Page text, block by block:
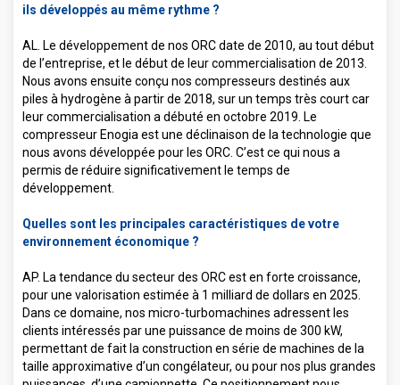
ils développés au même rythme ?
AL. Le développement de nos ORC date de 2010, au tout début
de l’entreprise, et le début de leur commercialisation de 2013.
Nous avons ensuite conçu nos compresseurs destinés aux
piles à hydrogène à partir de 2018, sur un temps très court car
leur commercialisation a débuté en octobre 2019. Le
compresseur Enogia est une déclinaison de la technologie que
nous avons développée pour les ORC. C’est ce qui nous a
permis de réduire significativement le temps de
développement.
Quelles sont les principales caractéristiques de votre
environnement économique ?
AP. La tendance du secteur des ORC est en forte croissance,
pour une valorisation estimée à 1 milliard de dollars en 2025.
Dans ce domaine, nos micro-turbomachines adressent les
clients intéressés par une puissance de moins de 300 kW,
permettant de fait la construction en série de machines de la
taille approximative d’un congélateur, ou pour nos plus grandes